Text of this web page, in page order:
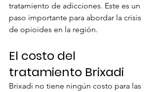
tratamiento de adicciones. Este es un
paso importante para abordar la crisis
de opioides en la región.
El costo del
tratamiento Brixadi
Brixadi no tiene ningún costo para las